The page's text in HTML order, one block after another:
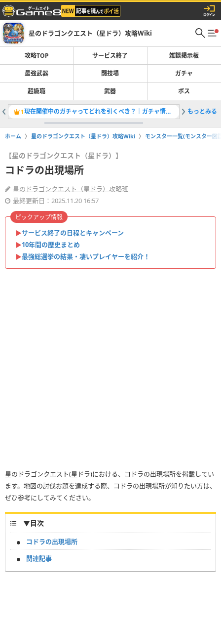
星のドラゴンクエスト（星ドラ）攻略Wiki
攻略TOP サービス終了 雑談掲示板
最強武器 闘技場 ガチャ
超級職 武器 ボス
1 現在開催中のガチャってどれを引くべき？｜ガチャ情報一覧 2獲得経
もっとみる
ホーム 星のドラゴンクエスト（星ドラ）攻略Wiki モンスター一覧(モンスター図
【星のドラゴンクエスト（星ドラ）】
コドラの出現場所
星のドラゴンクエスト（星ドラ）攻略班
最終更新日：2025.11.20 16:57
▶︎サービス終了の日程とキャンペーン
▶︎10年間の歴史まとめ
▶︎最強総選挙の結果・凄いプレイヤーを紹介！
ピックアップ情報
星のドラゴンクエスト(星ドラ)における、コドラの出現場所を掲載してい
ます。地図の討伐お題を達成する際、コドラの出現場所が知りたい方は、
ぜひ参考にしてみてください。
▼目次
コドラの出現場所
関連記事